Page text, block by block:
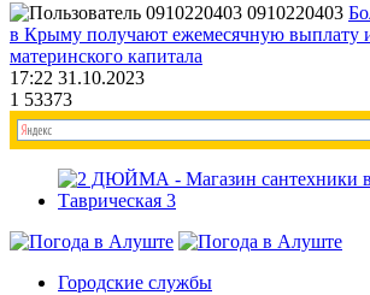
0910220403
в Крыму получают ежемесячную выплату
материнского капитала
17:22 31.10.2023
1 53373
Городские службы